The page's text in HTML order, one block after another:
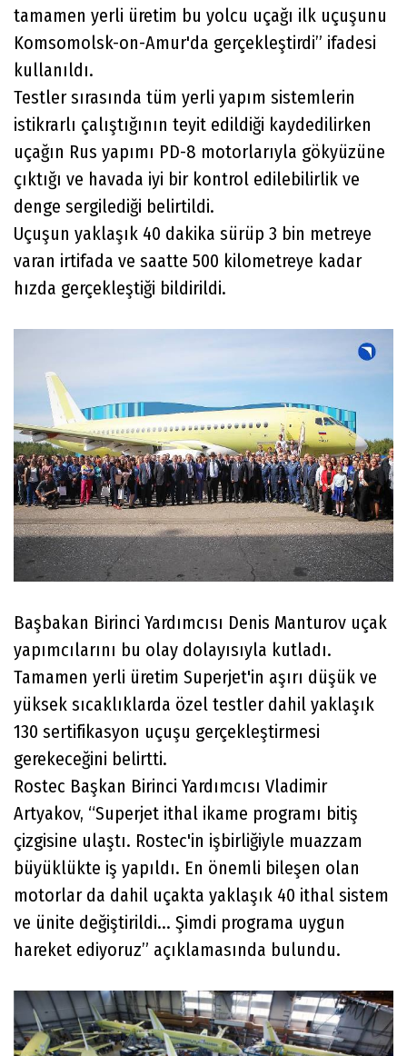
tamamen yerli üretim bu yolcu uçağı ilk uçuşunu
Komsomolsk-on-Amur'da gerçekleştirdi” ifadesi
kullanıldı.
Testler sırasında tüm yerli yapım sistemlerin
istikrarlı çalıştığının teyit edildiği kaydedilirken
uçağın Rus yapımı PD-8 motorlarıyla gökyüzüne
çıktığı ve havada iyi bir kontrol edilebilirlik ve
denge sergilediği belirtildi.
Uçuşun yaklaşık 40 dakika sürüp 3 bin metreye
varan irtifada ve saatte 500 kilometreye kadar
hızda gerçekleştiği bildirildi.
Başbakan Birinci Yardımcısı Denis Manturov uçak
yapımcılarını bu olay dolayısıyla kutladı.
Tamamen yerli üretim Superjet'in aşırı düşük ve
yüksek sıcaklıklarda özel testler dahil yaklaşık
130 sertifikasyon uçuşu gerçekleştirmesi
gerekeceğini belirtti.
Rostec Başkan Birinci Yardımcısı Vladimir
Artyakov, “Superjet ithal ikame programı bitiş
çizgisine ulaştı. Rostec'in işbirliğiyle muazzam
büyüklükte iş yapıldı. En önemli bileşen olan
motorlar da dahil uçakta yaklaşık 40 ithal sistem
ve ünite değiştirildi... Şimdi programa uygun
hareket ediyoruz” açıklamasında bulundu.